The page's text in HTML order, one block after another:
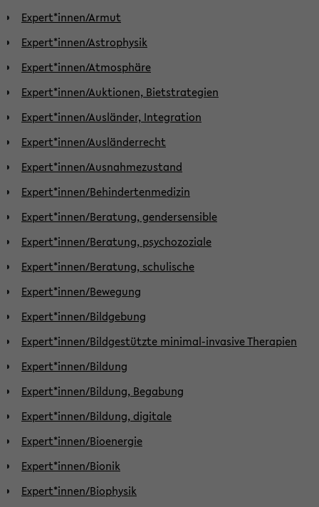
Expert*innen/Armut
Expert*innen/Astrophysik
Expert*innen/Atmosphäre
Expert*innen/Auktionen, Bietstrategien
Expert*innen/Ausländer, Integration
Expert*innen/Ausländerrecht
Expert*innen/Ausnahmezustand
Expert*innen/Behindertenmedizin
Expert*innen/Beratung, gendersensible
Expert*innen/Beratung, psychozoziale
Expert*innen/Beratung, schulische
Expert*innen/Bewegung
Expert*innen/Bildgebung
Expert*innen/Bildgestützte minimal-invasive Therapien
Expert*innen/Bildung
Expert*innen/Bildung, Begabung
Expert*innen/Bildung, digitale
Expert*innen/Bioenergie
Expert*innen/Bionik
Expert*innen/Biophysik